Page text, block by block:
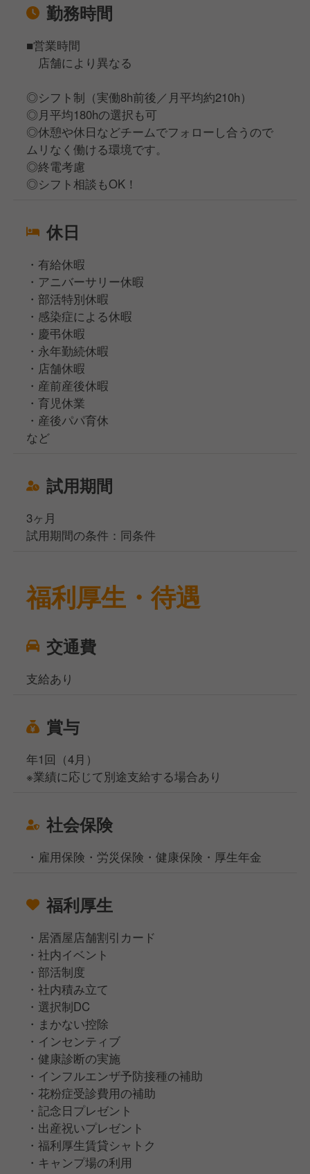
勤務時間
■営業時間
店舗により異なる
◎シフト制（実働8h前後／月平均約210h）
◎月平均180hの選択も可
◎休憩や休日などチームでフォローし合うので
ムリなく働ける環境です。
◎終電考慮
◎シフト相談もOK！
休日
・有給休暇
・アニバーサリー休暇
・部活特別休暇
・感染症による休暇
・慶弔休暇
・永年勤続休暇
・店舗休暇
・産前産後休暇
・育児休業
・産後パパ育休
など
試用期間
3ヶ月
試用期間の条件：同条件
福利厚生・待遇
交通費
支給あり
賞与
年1回（4月）
※業績に応じて別途支給する場合あり
社会保険
・雇用保険・労災保険・健康保険・厚生年金
福利厚生
・居酒屋店舗割引カード
・社内イベント
・部活制度
・社内積み立て
・選択制DC
・まかない控除
・インセンティブ
・健康診断の実施
・インフルエンザ予防接種の補助
・花粉症受診費用の補助
・記念日プレゼント
・出産祝いプレゼント
・福利厚生賃貸シャトク
・キャンプ場の利用